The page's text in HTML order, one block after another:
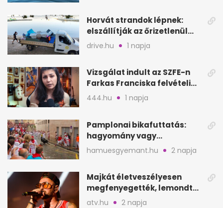
Horvát strandok lépnek:
elszállítják az őrizetlenül
hagyott törölközőket
drive.hu 1 napja
Vizsgálat indult az SZFE-n
Farkas Franciska felvételi
videója után
444.hu 1 napja
Pamplonai bikafuttatás:
hagyomány vagy
értelmetlen vérontás?
hamuesgyemant.hu 2 napja
Majkát életveszélyesen
megfenyegették, lemondta
a sepsiszentgyörgyi
atv.hu 2 napja